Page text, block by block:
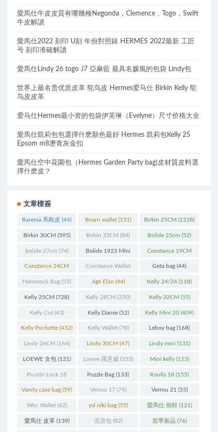
愛馬仕牛皮皮質有哪幾種Negonda，Clemence，Togo，Swift
牛皮解讀
愛馬仕2022 刻印 U刻 年份對照錶 HERMES 2022最新 工匠
号 刻印准確解讀
愛馬仕Lindy 26 togo J7 亞麻藍 最具名媛風的包袋 Lindy包
世界上最名贵优质皮革 鸵鸟皮 Hermes爱马仕 Birkin Kelly 鸵
鸟皮皮革
爱马仕Hermes最小资的包袋伊芙琳（Evelyne）尺寸价格大全
愛馬仕凱莉包包選擇什麽顏色最好 Hermes 凱莉包Kelly 25
Epsom m8瀝青灰金扣
愛馬仕空中花園包（Hermes Garden Party bag)皮材質皮料選
擇什麽皮？
文章標簽
Barenia 馬鞍皮 (44) Bearn wallet(151) Birkin 25CM (1228)
Birkin 30CM (595) Birkin 35CM (84) Bolide 25cm (52)
bolide 27cm (74) Bolide 1923 Mini
(93)
Constance 19CM
(571)
Constance 24CM
(216)
Constance Wallet
(60)
Geta bag (44)
Hammock Bag (53) Jige Elan (44) Kelly 24/24 (118)
Kelly 25CM (728) Kelly 28CM (350) Kelly 32CM (55)
Kelly Cut(43) Kelly Danse(52) Kelly Mini 20 (409)
Kelly Pochette (432) Kelly Wallet(78) Leboy bag (168)
Lindy 26CM (164) Lindy 30CM (47) Lindy mini (131)
LOEWE 女包(121) Loewe 羅意威(253) Mini kelly(113)
Picotin Lock 18
(202)
Puzzle Bag (133) Roulis 18 (155)
Vanity case bag (59) Verrou 17(74) Verrou 21 (55)
Woc Wallet(62) ysl niki bag(55) 愛馬仕 拖鞋(121)
愛馬仕 皮革(139) 流浪包(82) 當季新品 (76)